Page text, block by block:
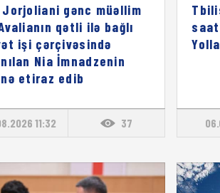
Jorjoliani gənc müəllim
qətli ilə bağlı
işi çərçivəsində
Nia İmnadzenin
etiraz edib
11:32 37